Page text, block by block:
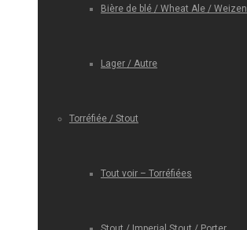
Bière de blé / Wheat Ale / Weizen
Lager / Autre
Torréfiée / Stout
Tout voir – Torréfiées